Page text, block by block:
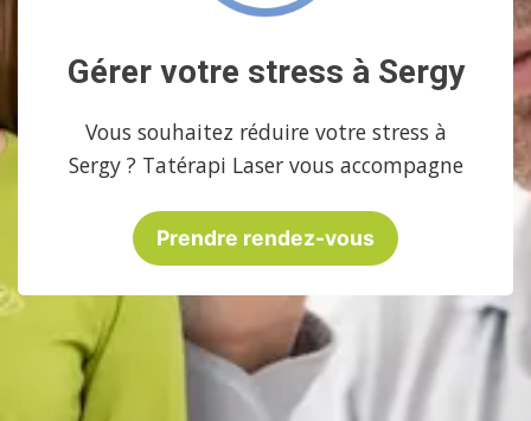
Gérer votre stress à Sergy
Vous souhaitez réduire votre stress à
Sergy ? Tatérapi Laser vous accompagne
Prendre rendez-vous